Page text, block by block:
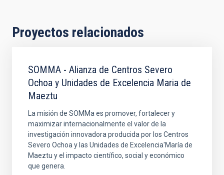
Proyectos relacionados
SOMMA - Alianza de Centros Severo
Ochoa y Unidades de Excelencia Maria de
Maeztu
La misión de SOMMa es promover, fortalecer y
maximizar internacionalmente el valor de la
investigación innovadora producida por los Centros
Severo Ochoa y las Unidades de Excelencia'María de
Maeztu y el impacto científico, social y económico
que genera.